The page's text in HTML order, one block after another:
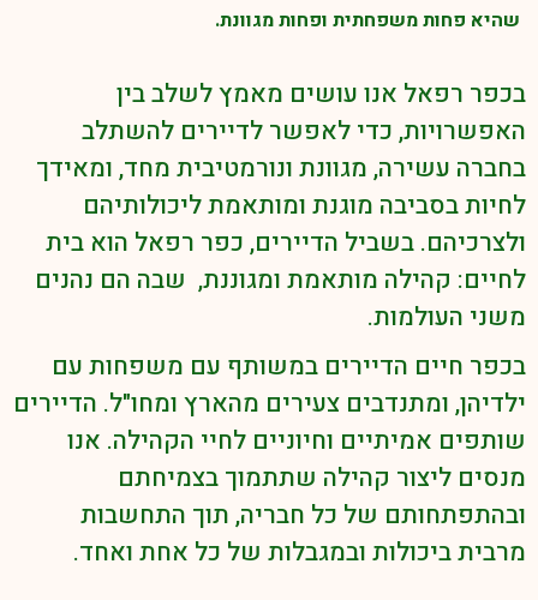
שהיא פחות משפחתית ופחות מגוונת.
בכפר רפאל אנו עושים מאמץ לשלב בין
האפשרויות, כדי לאפשר לדיירים להשתלב
בחברה עשירה, מגוונת ונורמטיבית מחד, ומאידך
לחיות בסביבה מוגנת ומותאמת ליכולותיהם
ולצרכיהם. בשביל הדיירים, כפר רפאל הוא בית
לחיים: קהילה מותאמת ומגוננת, שבה הם נהנים
משני העולמות.
בכפר חיים הדיירים במשותף עם משפחות עם
ילדיהן, ומתנדבים צעירים מהארץ ומחו"ל. הדיירים
שותפים אמיתיים וחיוניים לחיי הקהילה. אנו
מנסים ליצור קהילה שתתמוך בצמיחתם
ובהתפתחותם של כל חבריה, תוך התחשבות
מרבית ביכולות ובמגבלות של כל אחת ואחד.